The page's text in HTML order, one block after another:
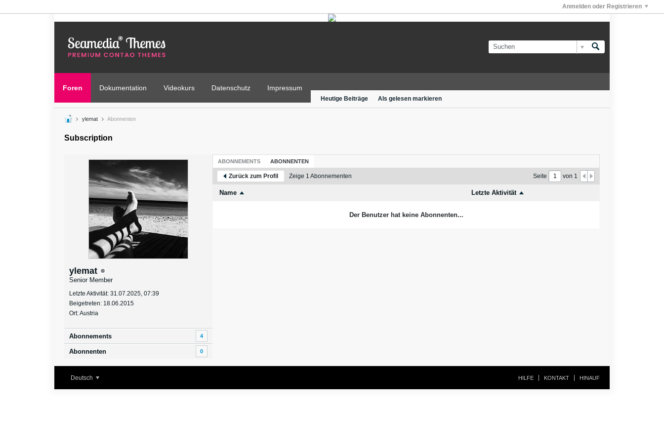
Anmelden oder Registrieren
Foren Dokumentation Videokurs Datenschutz Impressum
Heutige Beiträge Als gelesen markieren
ylemat Abonnenten
Subscription
ylemat
Senior Member
Letzte Aktivität: 31.07.2025, 07:39
Beigetreten: 18.06.2015
Ort: Austria
Abonnements 4
Abonnenten 0
ABONNEMENTS ABONNENTEN
Zurück zum Profil Zeige 1 Abonnementen Seite von 1
Name Letzte Aktivität
Der Benutzer hat keine Abonnenten...
Deutsch HILFE KONTAKT HINAUF